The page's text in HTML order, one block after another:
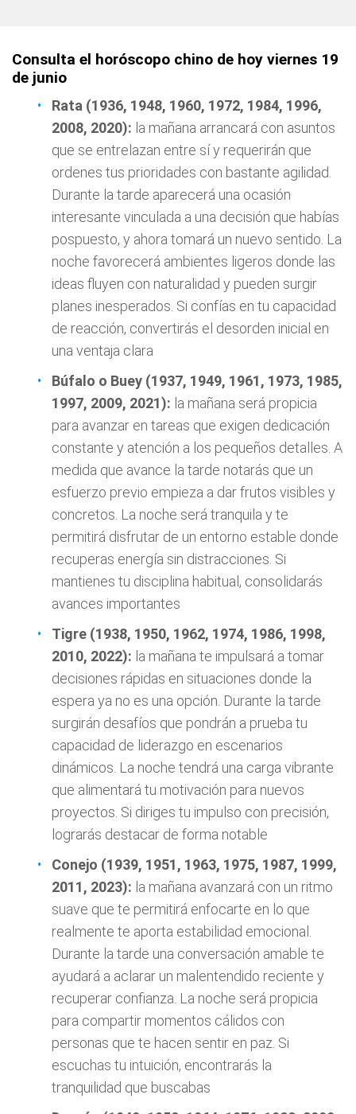
Consulta el horóscopo chino de hoy viernes 19
de junio
Rata (1936, 1948, 1960, 1972, 1984, 1996,
2008, 2020): la mañana arrancará con asuntos
que se entrelazan entre sí y requerirán que
ordenes tus prioridades con bastante agilidad.
Durante la tarde aparecerá una ocasión
interesante vinculada a una decisión que habías
pospuesto, y ahora tomará un nuevo sentido. La
noche favorecerá ambientes ligeros donde las
ideas fluyen con naturalidad y pueden surgir
planes inesperados. Si confías en tu capacidad
de reacción, convertirás el desorden inicial en
una ventaja clara
Búfalo o Buey (1937, 1949, 1961, 1973, 1985,
1997, 2009, 2021): la mañana será propicia
para avanzar en tareas que exigen dedicación
constante y atención a los pequeños detalles. A
medida que avance la tarde notarás que un
esfuerzo previo empieza a dar frutos visibles y
concretos. La noche será tranquila y te
permitirá disfrutar de un entorno estable donde
recuperas energía sin distracciones. Si
mantienes tu disciplina habitual, consolidarás
avances importantes
Tigre (1938, 1950, 1962, 1974, 1986, 1998,
2010, 2022): la mañana te impulsará a tomar
decisiones rápidas en situaciones donde la
espera ya no es una opción. Durante la tarde
surgirán desafíos que pondrán a prueba tu
capacidad de liderazgo en escenarios
dinámicos. La noche tendrá una carga vibrante
que alimentará tu motivación para nuevos
proyectos. Si diriges tu impulso con precisión,
lograrás destacar de forma notable
Conejo (1939, 1951, 1963, 1975, 1987, 1999,
2011, 2023): la mañana avanzará con un ritmo
suave que te permitirá enfocarte en lo que
realmente te aporta estabilidad emocional.
Durante la tarde una conversación amable te
ayudará a aclarar un malentendido reciente y
recuperar confianza. La noche será propicia
para compartir momentos cálidos con
personas que te hacen sentir en paz. Si
escuchas tu intuición, encontrarás la
tranquilidad que buscabas